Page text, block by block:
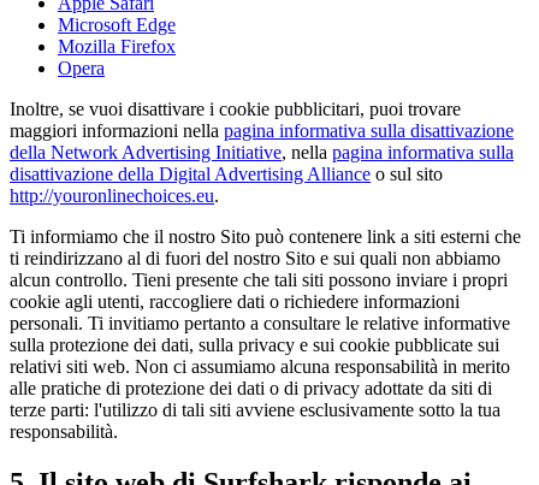
Microsoft Edge
Mozilla Firefox
Opera
Inoltre, se vuoi disattivare i cookie pubblicitari, puoi trovare
maggiori informazioni nella pagina informativa sulla disattivazione
della Network Advertising Initiative, nella pagina informativa sulla
disattivazione della Digital Advertising Alliance o sul sito
http://youronlinechoices.eu.
Ti informiamo che il nostro Sito può contenere link a siti esterni che
ti reindirizzano al di fuori del nostro Sito e sui quali non abbiamo
alcun controllo. Tieni presente che tali siti possono inviare i propri
cookie agli utenti, raccogliere dati o richiedere informazioni
personali. Ti invitiamo pertanto a consultare le relative informative
sulla protezione dei dati, sulla privacy e sui cookie pubblicate sui
relativi siti web. Non ci assumiamo alcuna responsabilità in merito
alle pratiche di protezione dei dati o di privacy adottate da siti di
terze parti: l'utilizzo di tali siti avviene esclusivamente sotto la tua
responsabilità.